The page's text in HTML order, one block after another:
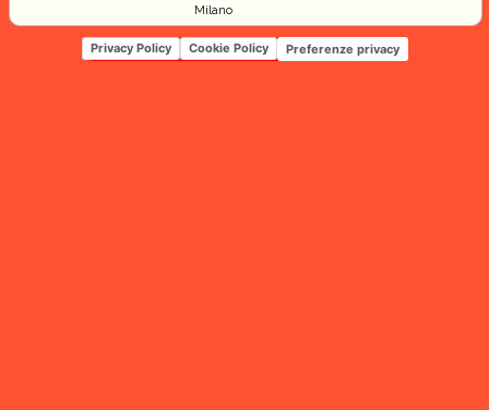
Milano
Privacy Policy Cookie Policy Preferenze privacy